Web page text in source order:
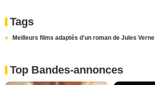
Tags
Meilleurs films adaptés d'un roman de Jules Verne
Top Bandes-annonces